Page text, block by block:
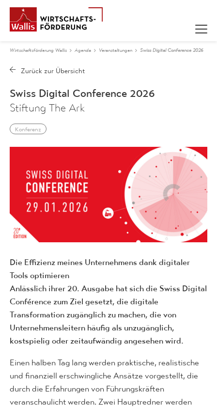
Wirtschaftsförderung Wallis Agenda Veranstaltungen Swiss Digital Conference 2026
Swiss Digital Conference 2026
Stiftung The Ark
Konferenz
Die Effizienz meines Unternehmens dank digitaler
Tools optimieren
Anlässlich ihrer 20. Ausgabe hat sich die Swiss Digital
Conférence zum Ziel gesetzt, die digitale
Transformation zugänglich zu machen, die von
Unternehmensleitern häufig als unzugänglich,
kostspielig oder zeitaufwändig angesehen wird.
Einen halben Tag lang werden praktische, realistische
und finanziell erschwingliche Ansätze vorgestellt, die
durch die Erfahrungen von Führungskräften
veranschaulicht werden. Zwei Hauptredner werden